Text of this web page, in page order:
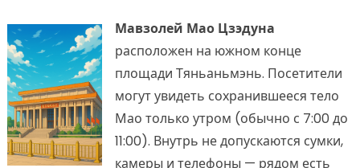
Мавзолей Мао Цзэдуна
расположен на южном конце
площади Тяньаньмэнь. Посетители
могут увидеть сохранившееся тело
Мао только утром (обычно с 7:00 до
11:00). Внутрь не допускаются сумки,
камеры и телефоны — рядом есть